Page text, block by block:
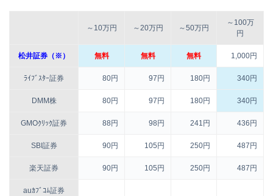
～10万円 ～20万円 ～50万円
～100万
円
松井証券（※） 無料 無料 無料 1,000円
ﾗｲﾌﾞｽﾀｰ証券 80円 97円 180円 340円
DMM株 80円 97円 180円 340円
GMOｸﾘｯｸ証券 88円 98円 241円 436円
SBI証券 90円 105円 250円 487円
楽天証券 90円 105円 250円 487円
auｶﾌﾞｺﾑ証券